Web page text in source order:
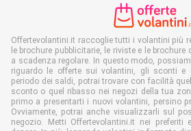
Offertevolantini.it raccoglie tutti i volantini più
le brochure pubblicitarie, le riviste e le
a scadenza regolare. In questo modo,
riguardo le offerte sui volantini, gli sconti e
periodo dei saldi, potrai trovare con facilità
sconto o quel ribasso nei negozi della tua
primo a presentarti i nuovi volantini, persino
Ovviamente, potrai anche visualizzarli sul
negozio. Metti Offertevolantini.it nei